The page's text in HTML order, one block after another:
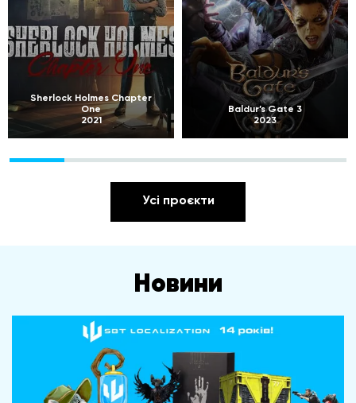
Sherlock Holmes Chapter
One
2021
Baldur’s Gate 3
2023
Усі проєкти
Новини